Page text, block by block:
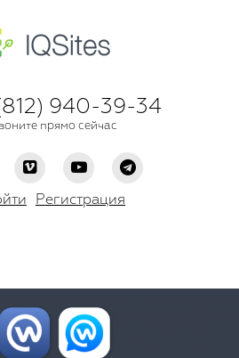
940-39-34
прямо сейчас
Регистрация